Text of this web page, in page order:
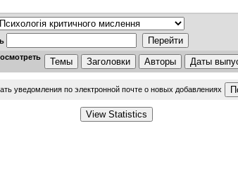
уведомления по электронной почте о новых добавлениях